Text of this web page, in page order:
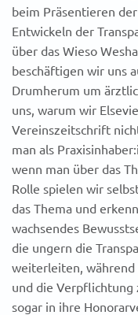
beim Präsentieren
Entwickeln der
über das Wieso
beschäftigen wir uns
Drumherum um
uns, warum wir
Vereinszeitschrift
man als
wenn man über das
Rolle spielen wir
das Thema und
wachsendes
die ungern die
weiterleiten, während
und die Verpflichtung
sogar in ihre